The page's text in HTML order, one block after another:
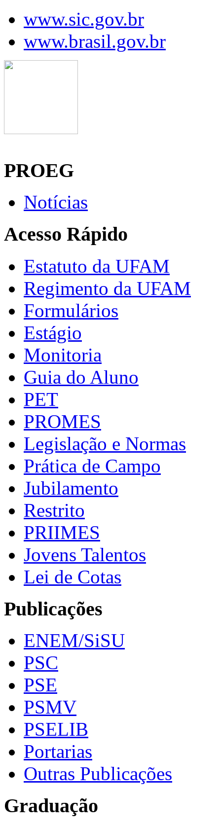
www.sic.gov.br
www.brasil.gov.br
PROEG
Notícias
Acesso Rápido
Estatuto da UFAM
Regimento da UFAM
Formulários
Estágio
Monitoria
Guia do Aluno
PET
PROMES
Legislação e Normas
Prática de Campo
Jubilamento
Restrito
PRIIMES
Jovens Talentos
Lei de Cotas
Publicações
ENEM/SiSU
PSC
PSE
PSMV
PSELIB
Portarias
Outras Publicações
Graduação